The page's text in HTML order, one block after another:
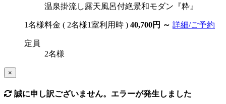
温泉掛流し露天風呂付絶景和モダン『粋』
1名様料金 ( 2名様1室利用時 ) 40,700円 ～ 詳細/ご予約
定員
2名様
×
誠に申し訳ございません。エラーが発生しました